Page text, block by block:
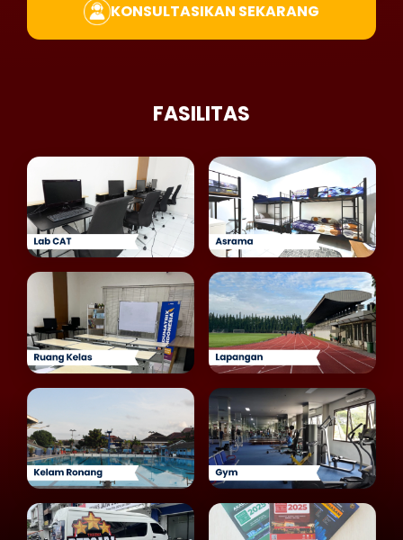
KONSULTASIKAN SEKARANG
FASILITAS